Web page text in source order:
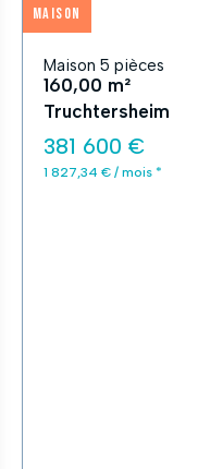
Maison
Maison 5 pièces
160,00 m²
Truchtersheim
381 600 €
1 827,34 € / mois *